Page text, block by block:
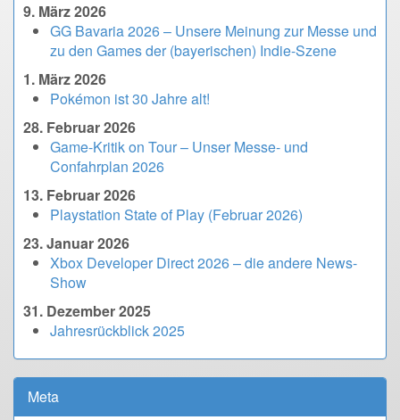
9. März 2026
GG Bavaria 2026 – Unsere Meinung zur Messe und
zu den Games der (bayerischen) Indie-Szene
1. März 2026
Pokémon ist 30 Jahre alt!
28. Februar 2026
Game-Kritik on Tour – Unser Messe- und
Confahrplan 2026
13. Februar 2026
Playstation State of Play (Februar 2026)
23. Januar 2026
Xbox Developer Direct 2026 – die andere News-
Show
31. Dezember 2025
Jahresrückblick 2025
Meta